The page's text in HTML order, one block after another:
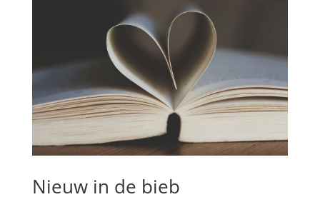
Nieuw in de bieb